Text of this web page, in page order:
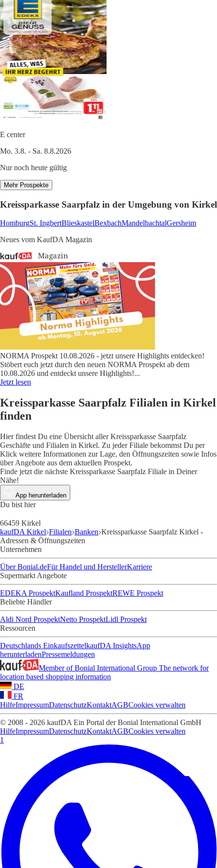
E center
Mo. 3.8. - Sa. 8.8.2026
Nur noch heute gültig
Mehr Prospekte
Kreissparkasse Saarpfalz in der Umgebung von Kirkel
HomburgSt. IngbertBlieskastelBexbachMandelbachtalGersheim
Neues vom KaufDA Magazin
NORMA Prospekt 10.08.2026 - jetzt unsere Highlights entdecken!
Stöbert euch jetzt durch den neuen NORMA Prospekt ab dem
10.08.2026 und entdeckt unsere Highlights!...
Jetzt lesen
Kreissparkasse Saarpfalz Filialen in Kirkel
finden
Hier findest Du eine Übersicht aller Kreissparkasse Saarpfalz
Geschäfte und Filialen in Kirkel. Zu jeder Filiale bekommst Du per
Klick weitere Informationen zur Lage, den Öffnungszeiten sowie Infos
über Angebote aus dem aktuellen Prospekt.
Finde jetzt die nächste Kreissparkasse Saarpfalz Filiale in Deiner
Nähe!
App herunterladen
Du bist hier
66459 Kirkel
kaufDA Kirkel Filialen Banken Kreissparkasse Saarpfalz Kirkel -
Adressen & Öffnungszeiten
Unternehmen
Über Bonial.deFür Handel und HerstellerKarriere
Supermarkt Angebote
EDEKA ProspektKaufland ProspektREWE Prospekt
Beliebte Händler
Aldi Nord ProspektNetto ProspektLidl Prospekt
Ressourcen
Deutschlands EinkaufszettelkaufDA InsightsApp
herunterladenPressemeldungen
Member of Bonial International Group The network for
location based shopping information
DE
FR
HilfeImpressumDatenschutzKontaktAGBCookies verwalten
© 2008 - 2026 kaufDA Ein Portal der Bonial International GmbH
HilfeImpressumDatenschutzKontaktAGBCookies verwalten
1